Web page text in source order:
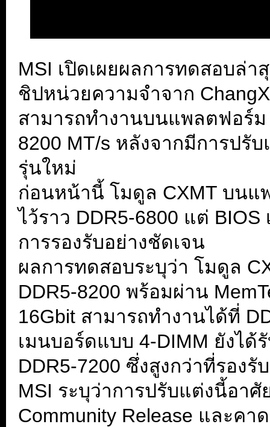
MSI เปิดเผยผลการทดสอบล่
ชิปหน่วยความจำจาก
สามารถทำงานบนแพลตฟอร์ม
8200 MT/s หลังจากมีการปรั
รุ่นใหม่
ก่อนหน้านี้ โมดูล CXMT บนแ
ไว้ราว DDR5-6800 แต่
การรองรับอย่างชัดเจน
ผลการทดสอบระบุว่า โมดูล
DDR5-8200 พร้อมผ่าน
16Gbit สามารถทำงานได้ที่
เมนบอร์ดแบบ 4-DIMM ยังได้
DDR5-7200 ซึ่งสูงกว่าที่รอง
MSI ระบุว่าการปรับแต่งนี้อา
Community Release และค